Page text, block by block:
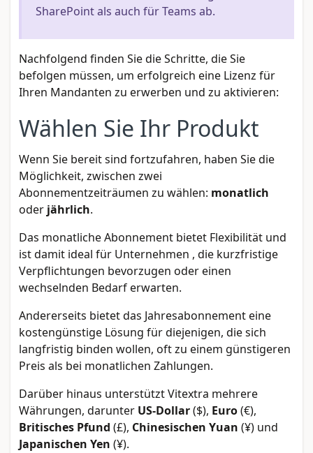
SharePoint als auch für Teams ab.
Nachfolgend finden Sie die Schritte, die Sie
befolgen müssen, um erfolgreich eine Lizenz für
Ihren Mandanten zu erwerben und zu aktivieren:
Wählen Sie Ihr Produkt
Wenn Sie bereit sind fortzufahren, haben Sie die
Möglichkeit, zwischen zwei
Abonnementzeiträumen zu wählen: monatlich
oder jährlich.
Das monatliche Abonnement bietet Flexibilität und
ist damit ideal für Unternehmen , die kurzfristige
Verpflichtungen bevorzugen oder einen
wechselnden Bedarf erwarten.
Andererseits bietet das Jahresabonnement eine
kostengünstige Lösung für diejenigen, die sich
langfristig binden wollen, oft zu einem günstigeren
Preis als bei monatlichen Zahlungen.
Darüber hinaus unterstützt Vitextra mehrere
Währungen, darunter US-Dollar($), Euro(€),
Britisches Pfund (£), Chinesischen Yuan (¥) und
Japanischen Yen (¥).